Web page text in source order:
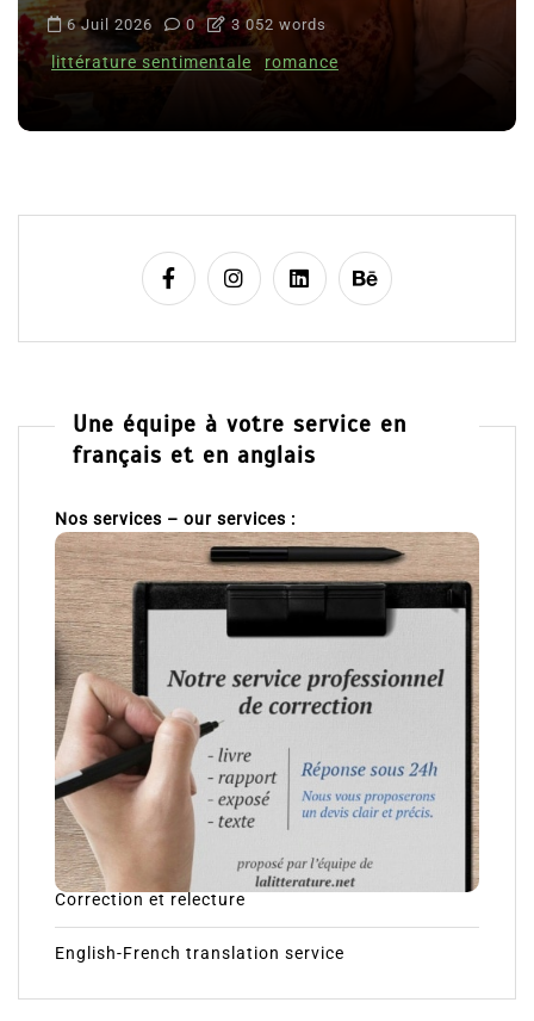
6 Juil 2026 0 3 052 words
littérature sentimentale romance
Une équipe à votre service en
français et en anglais
Nos services – our services :
Correction et relecture
English-French translation service